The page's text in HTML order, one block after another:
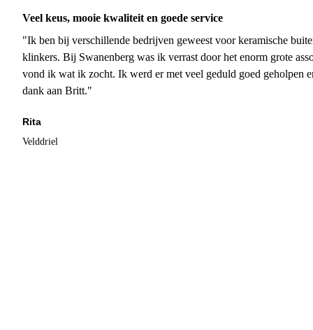
Veel keus, mooie kwaliteit en goede service
"Ik ben bij verschillende bedrijven geweest voor keramische
klinkers. Bij Swanenberg was ik verrast door het enorm grote
vond ik wat ik zocht. Ik werd er met veel geduld goed geholpen
dank aan Britt."
Rita
Velddriel